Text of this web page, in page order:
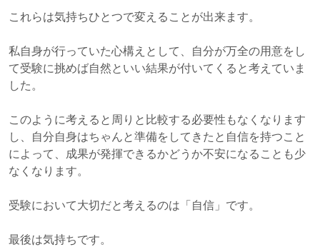
これらは気持ちひとつで変えることが出来ます。
私自身が行っていた心構えとして、自分が万全の用意をし
て受験に挑めば自然といい結果が付いてくると考えていま
した。
このように考えると周りと比較する必要性もなくなります
し、自分自身はちゃんと準備をしてきたと自信を持つこと
によって、成果が発揮できるかどうか不安になることも少
なくなります。
受験において大切だと考えるのは「自信」です。
最後は気持ちです。